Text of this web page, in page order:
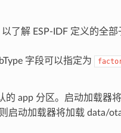
以了解 ESP-IDF 定义的全部
字段可以指定为
的 app 分区。启动加载器
启动加载器将加载 data/